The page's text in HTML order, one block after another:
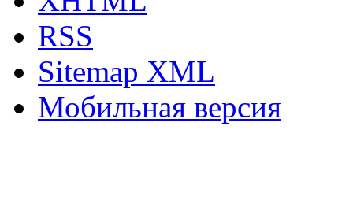
RSS
Sitemap XML
Мобильная версия